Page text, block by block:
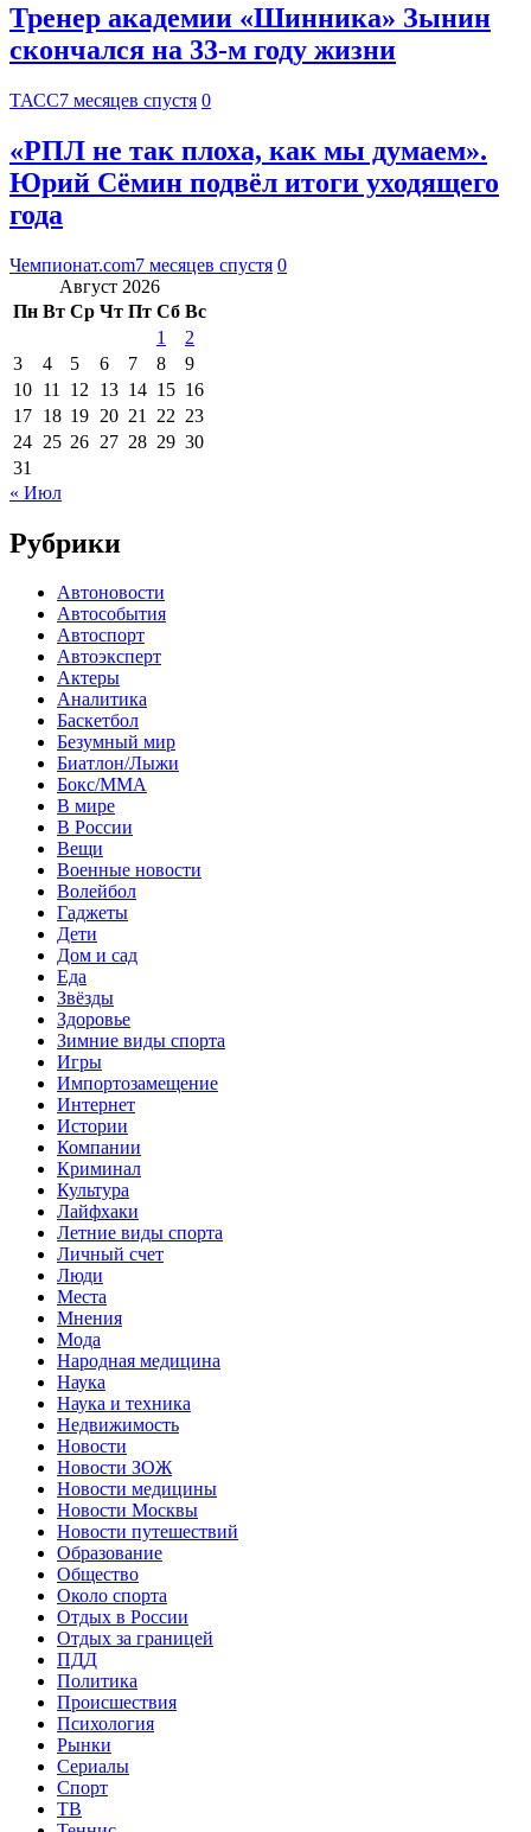
Тренер академии «Шинника» Зынин
скончался на 33-м году жизни
ТАСС7 месяцев спустя 0
«РПЛ не так плоха, как мы думаем».
Юрий Сёмин подвёл итоги уходящего
года
Чемпионат.com7 месяцев спустя 0
Август 2026
Пн Вт Ср Чт Пт Сб Вс
1
2
3
4 5 6 7 8
9
10 11 12 13 14 15 16
17 18 19 20 21 22 23
24 25 26 27 28 29 30
31
« Июл
Рубрики
Автоновости
Автособытия
Автоспорт
Автоэксперт
Актеры
Аналитика
Баскетбол
Безумный мир
Биатлон/Лыжи
Бокс/MMA
В мире
В России
Вещи
Военные новости
Волейбол
Гаджеты
Дети
Дом и сад
Еда
Звёзды
Здоровье
Зимние виды спорта
Игры
Импортозамещение
Интернет
Истории
Компании
Криминал
Культура
Лайфхаки
Летние виды спорта
Личный счет
Люди
Места
Мнения
Мода
Народная медицина
Наука
Наука и техника
Недвижимость
Новости
Новости ЗОЖ
Новости медицины
Новости Москвы
Новости путешествий
Образование
Общество
Около спорта
Отдых в России
Отдых за границей
ПДД
Политика
Происшествия
Психология
Рынки
Сериалы
Спорт
ТВ